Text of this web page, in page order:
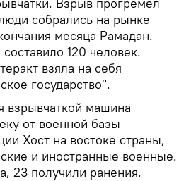
собрались на рынке
месяца Рамадан.
120 человек.
взяла на себя
государство".
взрывчаткой машина
от военной базы
Хост на востоке страны,
и иностранные военные.
23 получили ранения.